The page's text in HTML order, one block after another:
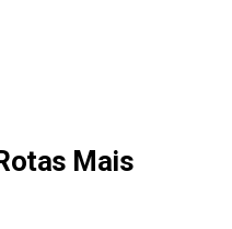
Mais